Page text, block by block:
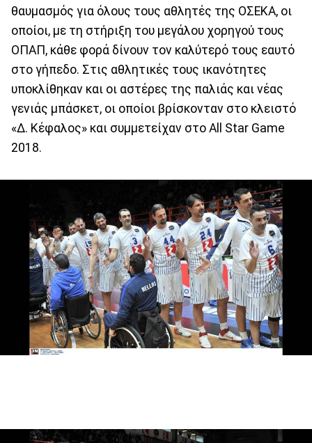
θαυμασμός για όλους τους αθλητές της ΟΣΕΚΑ, οι
οποίοι, με τη στήριξη του μεγάλου χορηγού τους
ΟΠΑΠ, κάθε φορά δίνουν τον καλύτερό τους εαυτό
στο γήπεδο. Στις αθλητικές τους ικανότητες
υποκλίθηκαν και οι αστέρες της παλιάς και νέας
γενιάς μπάσκετ, οι οποίοι βρίσκονταν στο κλειστό
«Δ. Κέφαλος» και συμμετείχαν στο All Star Game
2018.